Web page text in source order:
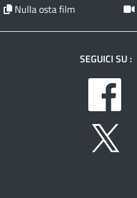
Nulla osta film
SEGUICI SU :